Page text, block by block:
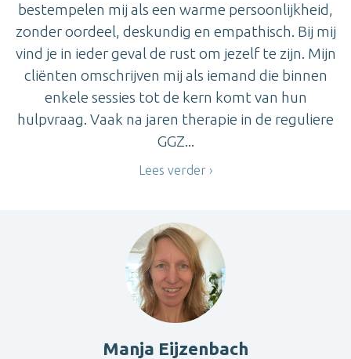
bestempelen mij als een warme persoonlijkheid,
zonder oordeel, deskundig en empathisch. Bij mij
vind je in ieder geval de rust om jezelf te zijn. Mijn
cliënten omschrijven mij als iemand die binnen
enkele sessies tot de kern komt van hun
hulpvraag. Vaak na jaren therapie in de reguliere
GGZ...
Lees verder
Manja Eijzenbach